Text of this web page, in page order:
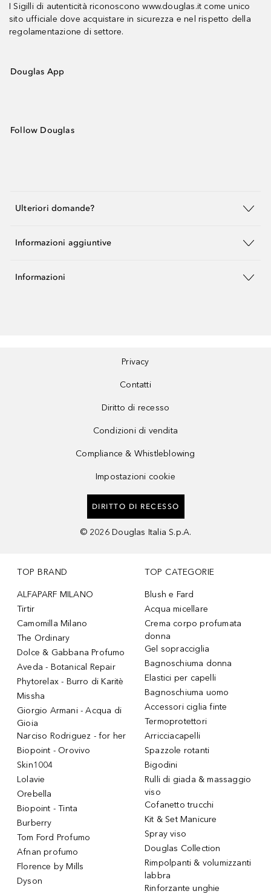
I Sigilli di autenticità riconoscono www.douglas.it come unico
sito ufficiale dove acquistare in sicurezza e nel rispetto della
regolamentazione di settore.
Douglas App
Follow Douglas
Ulteriori domande?
Informazioni aggiuntive
Informazioni
Privacy
Contatti
Diritto di recesso
Condizioni di vendita
Compliance & Whistleblowing
Impostazioni cookie
DIRITTO DI RECESSO
© 2026 Douglas Italia S.p.A.
TOP BRAND
ALFAPARF MILANO
Tirtir
Camomilla Milano
The Ordinary
Dolce & Gabbana Profumo
Aveda - Botanical Repair
Phytorelax - Burro di Karitè
Missha
Giorgio Armani - Acqua di
Gioia
Narciso Rodriguez - for her
Biopoint - Orovivo
Skin1004
Lolavie
Orebella
Biopoint - Tinta
Burberry
Tom Ford Profumo
Afnan profumo
Florence by Mills
Dyson
TOP CATEGORIE
Blush e Fard
Acqua micellare
Crema corpo profumata
donna
Gel sopracciglia
Bagnoschiuma donna
Elastici per capelli
Bagnoschiuma uomo
Accessori ciglia finte
Termoprotettori
Arricciacapelli
Spazzole rotanti
Bigodini
Rulli di giada & massaggio
viso
Cofanetto trucchi
Kit & Set Manicure
Spray viso
Douglas Collection
Rimpolpanti & volumizzanti
labbra
Rinforzante unghie